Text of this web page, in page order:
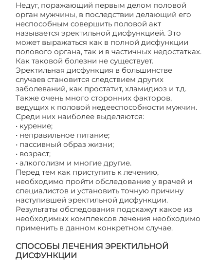
Недуг, поражающий первым делом половой
орган мужчины, в последствии делающий его
неспособным совершить половой акт
называется эректильной дисфункцией. Это
может выражаться как в полной дисфункции
полового органа, так и в частичных недостатках.
Как таковой болезни не существует.
Эректильная дисфункция в большинстве
случаев становится следствием других
заболеваний, как простатит, хламидиоз и т.д.
Также очень много сторонних факторов,
ведущих к половой недееспособности мужчин.
Среди них наиболее выделяются:
• курение;
• неправильное питание;
• пассивный образ жизни;
• возраст;
• алкоголизм и многие другие.
Перед тем как приступить к лечению,
необходимо пройти обследование у врачей и
специалистов и установить точную причину
наступившей эректильной дисфункции.
Результаты обследования подскажут какое из
необходимых комплексов лечения необходимо
применить в данном конкретном случае.
СПОСОБЫ ЛЕЧЕНИЯ ЭРЕКТИЛЬНОЙ
ДИСФУНКЦИИ